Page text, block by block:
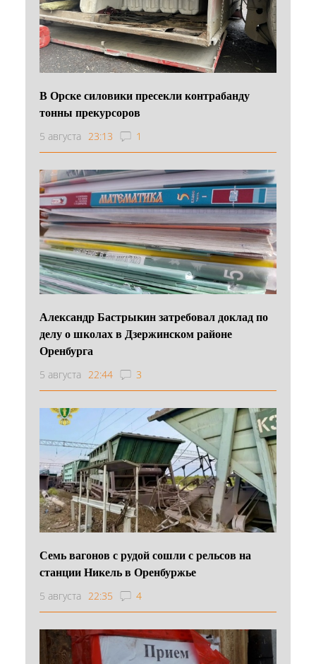
В Орске силовики пресекли контрабанду
тонны прекурсоров
5 августа 23:13 1
Александр Бастрыкин затребовал доклад по
делу о школах в Дзержинском районе
Оренбурга
5 августа 22:44 3
Семь вагонов с рудой сошли с рельсов на
станции Никель в Оренбуржье
5 августа 22:35 4